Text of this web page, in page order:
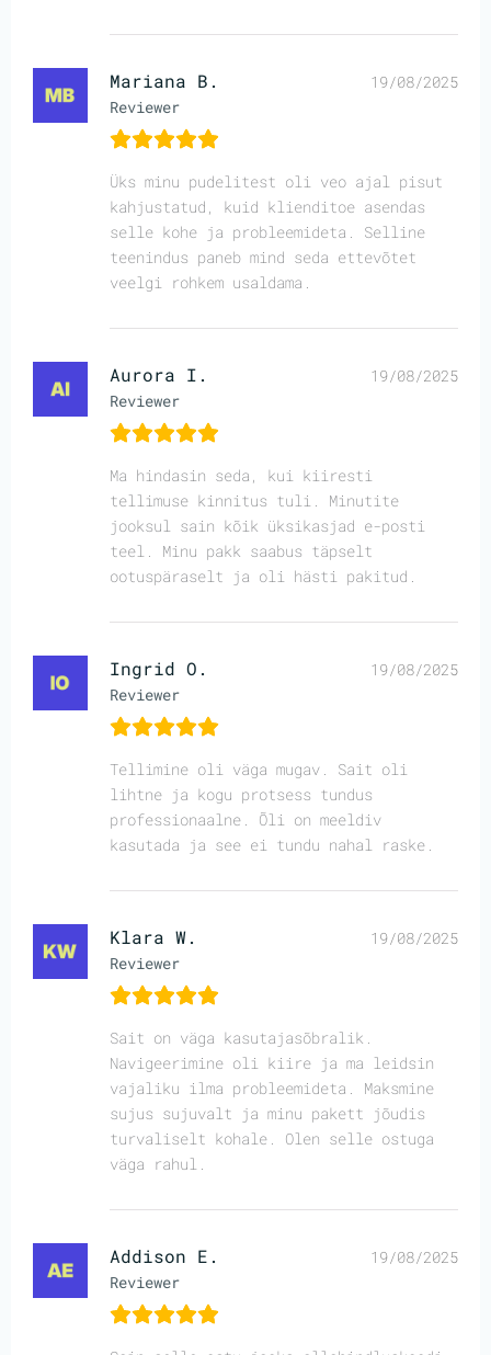
Mariana B.
Reviewer
19/08/2025
Üks minu pudelitest oli veo ajal pisut
kahjustatud, kuid klienditoe asendas
selle kohe ja probleemideta. Selline
teenindus paneb mind seda ettevõtet
veelgi rohkem usaldama.
Aurora I.
Reviewer
19/08/2025
Ma hindasin seda, kui kiiresti
tellimuse kinnitus tuli. Minutite
jooksul sain kõik üksikasjad e-posti
teel. Minu pakk saabus täpselt
ootuspäraselt ja oli hästi pakitud.
Ingrid O.
Reviewer
19/08/2025
Tellimine oli väga mugav. Sait oli
lihtne ja kogu protsess tundus
professionaalne. Õli on meeldiv
kasutada ja see ei tundu nahal raske.
Klara W.
Reviewer
19/08/2025
Sait on väga kasutajasõbralik.
Navigeerimine oli kiire ja ma leidsin
vajaliku ilma probleemideta. Maksmine
sujus sujuvalt ja minu pakett jõudis
turvaliselt kohale. Olen selle ostuga
väga rahul.
Addison E.
Reviewer
19/08/2025